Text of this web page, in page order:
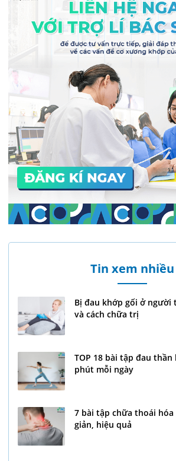
Tin xem nhiều
Bị đau khớp gối ở người
và cách chữa trị
TOP 18 bài tập đau
phút mỗi ngày
7 bài tập chữa thoái
giản, hiệu quả